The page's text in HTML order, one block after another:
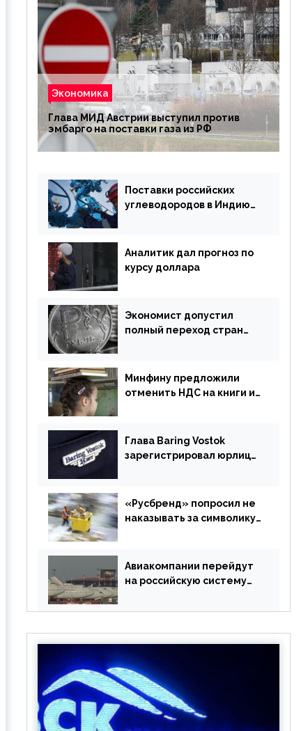
Экономика
Глава МИД Австрии выступил против
эмбарго на поставки газа из РФ
Поставки российских
углеводородов в Индию
Аналитик дал прогноз по
курсу доллара
Экономист допустил
полный переход стран
Минфину предложили
отменить НДС на книги и
Глава Baring Vostok
зарегистрировал юрлицо
«Русбренд» попросил не
наказывать за символику
Авиакомпании перейдут
на российскую систему